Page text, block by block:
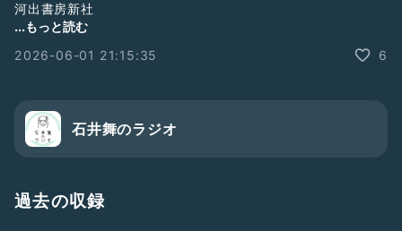
河出書房新社
https://www.kawade.co.jp/sp/isbn/9784309270296/
https://www.ehonnavi.net/sp/sp_ehon00.asp?
アイナール・トゥルコウスキィのHP
https://einarturkowski.de
おすすめの絵本紹介しています。
買うこともできるよ🐈‍⬛のぞいてみてね
...もっと読む
2026-06-01 21:15:35
6
石井舞のラジオ
過去の収録